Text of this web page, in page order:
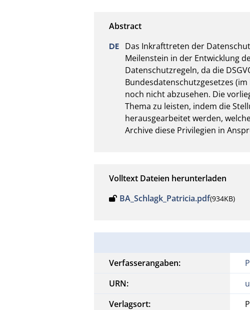
Das Inkrafttreten der
Meilenstein in der Entwicklung
Datenschutzregeln, da die
Bundesdatenschutzgesetzes
noch nicht abzusehen. Die
Thema zu leisten, indem die
herausgearbeitet werden,
Archive diese Privilegien in
Volltext Dateien herunterladen
BA_Schlagk_Patricia.pdf(934KB)
Verfasserangaben:
URN:
Verlagsort: